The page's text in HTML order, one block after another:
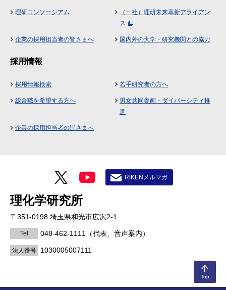
Top
理研コンソーシアム
（一社）理研未来革新アライアン
ス
企業の採用担当者の皆さまへ 国内外の大学・研究機関との協力
採用情報
採用情報検索 若手研究者の方へ
総合職を希望する方へ
男女共同参画・ダイバーシティ推
進
企業の採用担当者の皆さまへ
理化学研究所
〒351-0198 埼玉県和光市広沢2-1
Tel 048-462-1111 （代表、音声案内）
法人番号 1030005007111
RIKENメルマガ